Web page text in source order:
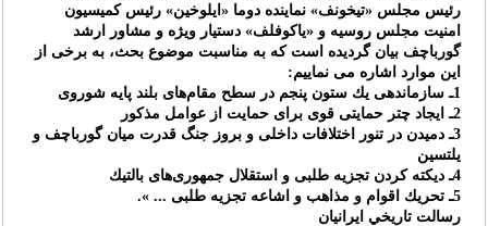
رئيس مجلس «تيخونف» نماينده دوما «ايلوخين» رئيس كميسيون
امنيت مجلس روسيه و «ياكوفلف» دستيار ويژه و مشاور ارشد
گورباچف بيان گرديده است كه به مناسبت موضوع بحث، به برخى از
اين موارد اشاره مى نماييم:
1ـ سازماندهى يك ستون پنجم در سطح مقام‌هاى بلند پايه شوروى
2ـ ايجاد چتر حمايتى قوى براى حمايت از عوامل مذکور
3ـ دميدن در تنور اختلافات داخلى و بروز جنگ قدرت ميان گورباچف و
يلتسين
4ـ ديكته كردن تجزيه طلبى و استقلال جمهورى‌هاى بالتيك
5ـ تحريك اقوام و مذاهب و اشاعه تجزيه طلبى ... ».
رسالت تاريخي ايرانيان